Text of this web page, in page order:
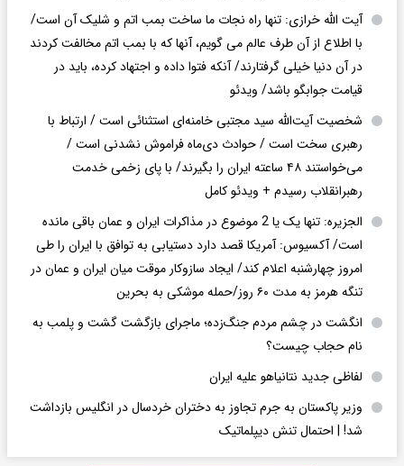
آیت الله خرازی: تنها راه نجات ما ساخت بمب اتم و شلیک آن است/
با اطلاع از آن طرف عالم می گویم، آنها که با بمب اتم مخالفت کردند
در آن دنیا خیلی گرفتارند/ آنکه فتوا داده و اجتهاد کرده، باید در
قیامت جوابگو باشد/ ویدئو
شخصیت آیت‌الله سید مجتبی خامنه‌ای استثنائی است / ارتباط با
رهبری سخت است / حوادث دی‌ماه فراموش نشدنی است /
می‌خواستند ۴۸ ساعته ایران را بگیرند/ با پای زخمی خدمت
رهبرانقلاب رسیدم + ویدئو کامل
الجزیره: تنها یک یا 2 موضوع در مذاکرات ایران و عمان باقی مانده
است/ آکسیوس: آمریکا قصد دارد دستیابی به توافق با ایران را طی
امروز چهارشنبه اعلام کند/ ایجاد سازوکار موقت میان ایران و عمان در
تنگه هرمز به مدت ۶۰ روز/حمله موشکی به بحرین
انگشت در چشم مردم جنگ‌زده؛ ماجرای بازگشت گشت و پلمب به
نام حجاب چیست؟
لفاظی جدید نتانیاهو علیه ایران
وزیر پاکستان به جرم تجاوز به دختران خردسال در انگلیس بازداشت
شد! | احتمال تنش دیپلماتیک